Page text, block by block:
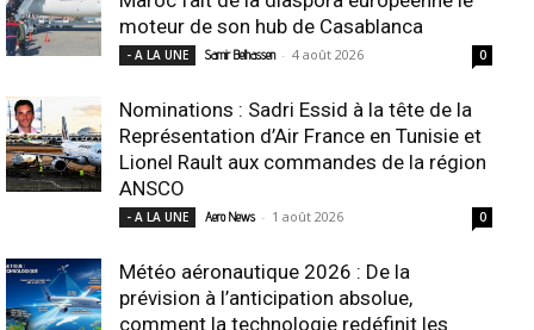
moteur de son hub de Casablanca
- A LA UNE Samir Belhassen - 4 août 2026 0
Nominations : Sadri Essid à la tête de la
Représentation d’Air France en Tunisie et
Lionel Rault aux commandes de la région
ANSCO
- A LA UNE Aero News - 1 août 2026 0
Météo aéronautique 2026 : De la
prévision à l’anticipation absolue,
comment la technologie redéfinit les